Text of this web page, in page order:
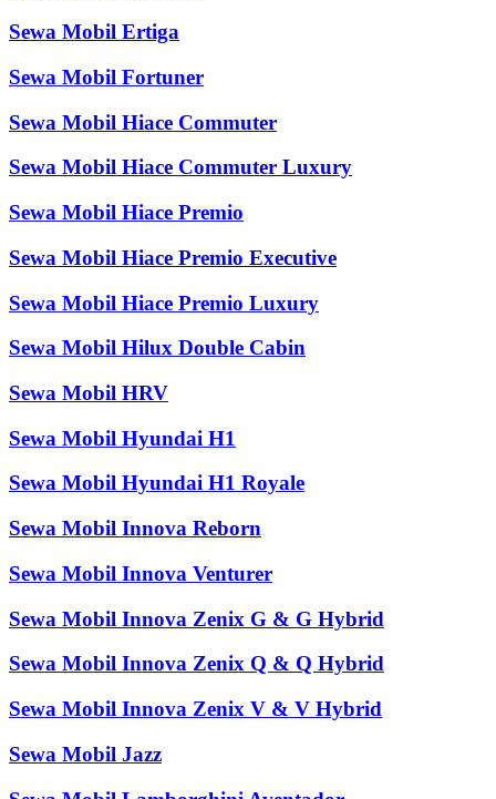
Sewa Mobil Ertiga
Sewa Mobil Fortuner
Sewa Mobil Hiace Commuter
Sewa Mobil Hiace Commuter Luxury
Sewa Mobil Hiace Premio
Sewa Mobil Hiace Premio Executive
Sewa Mobil Hiace Premio Luxury
Sewa Mobil Hilux Double Cabin
Sewa Mobil HRV
Sewa Mobil Hyundai H1
Sewa Mobil Hyundai H1 Royale
Sewa Mobil Innova Reborn
Sewa Mobil Innova Venturer
Sewa Mobil Innova Zenix G & G Hybrid
Sewa Mobil Innova Zenix Q & Q Hybrid
Sewa Mobil Innova Zenix V & V Hybrid
Sewa Mobil Jazz